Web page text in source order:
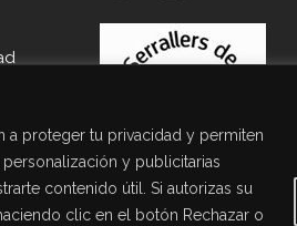
a proteger tu privacidad y permiten
y publicitarias
contenido útil. Si autorizas su
clic en el botón Rechazar o